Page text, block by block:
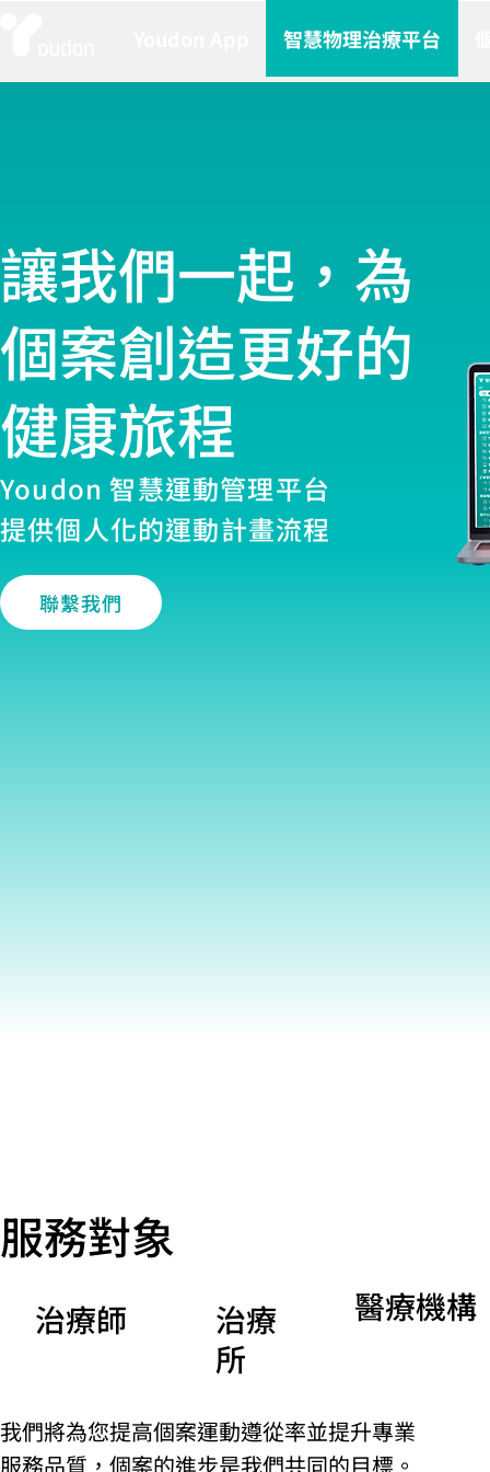
智慧物理治療平台
​讓我們一起， 為
個案創造更好的
健康旅程
Youdon 智慧運動管理平台
提供個人化的運動計畫流程
聯繫我們
服務對象
治療師
治療
所
醫療機構
我們將為您提高個案運動遵從率並提升專業
服務品質，個案的進步是我們共同的目標。